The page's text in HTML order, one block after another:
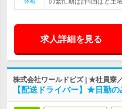
求人詳細を見る
株式会社ワールドビズ | ★社員寮
【配送ドライバー】★日勤